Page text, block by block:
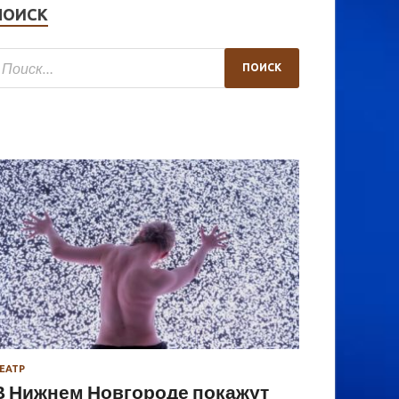
Нижнем Новгороде покажут